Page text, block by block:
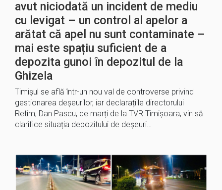
avut niciodată un incident de mediu
cu levigat – un control al apelor a
arătat că apel nu sunt contaminate –
mai este spațiu suficient de a
depozita gunoi în depozitul de la
Ghizela
Timișul se află într-un nou val de controverse privind
gestionarea deșeurilor, iar declarațiile directorului
Retim, Dan Pascu, de marți de la TVR Timișoara, vin să
clarifice situația depozitului de deșeuri…